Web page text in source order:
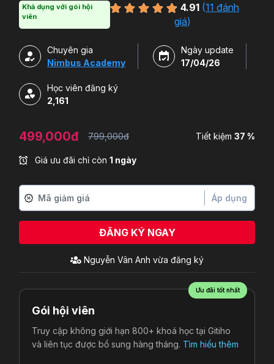
Khả dụng với gói hội
viên
4.91 (11 đánh
giá)
Chuyên gia
Nimbus Academy
Ngày update
17/04/26
Học viên đăng ký
2,161
499,000đ 799,000đ Tiết kiệm 37 %
Giá ưu đãi chỉ còn 1 ngày
Áp dụng
ĐĂNG KÝ NGAY
Ưu đãi tốt nhất
Gói hội viên
Truy cập không giới hạn 800+ khoá học tại Gitiho
và liên tục được bổ sung hàng tháng. Tìm hiểu thêm